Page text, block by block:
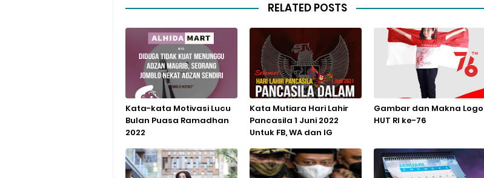
RELATED POSTS
Kata-kata Motivasi Lucu
Bulan Puasa Ramadhan
2022
Kata Mutiara Hari Lahir
Pancasila 1 Juni 2022
Untuk FB, WA dan IG
Gambar dan Makna Logo
HUT RI ke-76